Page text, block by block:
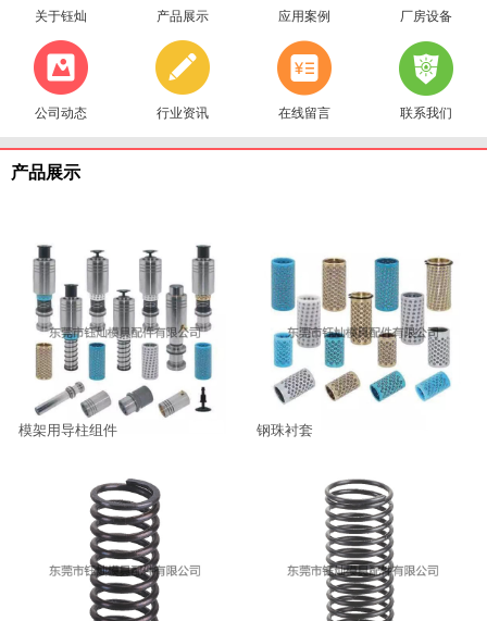
关于钰灿 产品展示 应用案例 厂房设备
公司动态 行业资讯 在线留言 联系我们
产品展示
模架用导柱组件 钢珠衬套